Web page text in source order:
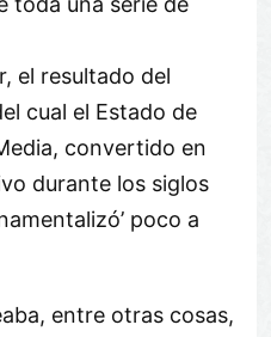
el resultado del
cual el Estado de
convertido en
durante los siglos
poco a
entre otras cosas,